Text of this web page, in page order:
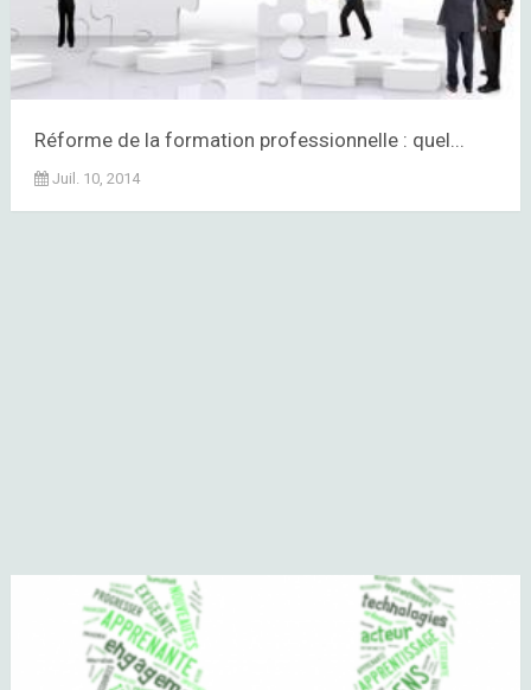
Réforme de la formation professionnelle : quel...
Juil. 10, 2014